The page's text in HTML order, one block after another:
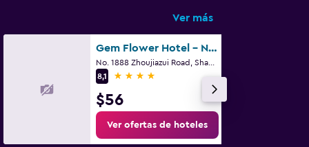
Ver más
Gem Flower Hotel - North Bund
No. 1888 Zhoujiazui Road, Shangai
8,1
4 estrellas
$56
Ver ofertas de hoteles